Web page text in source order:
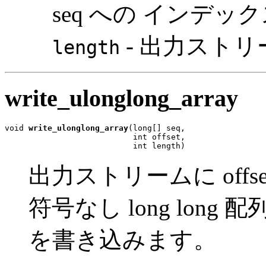
seq への インデッ
length - 出力ストリ
write_ulonglong_array
void write_ulonglong_array(long[] seq,
                           int offset,
                           int length)
出力ストリームに
符号なし long long 配
を書き込みます。